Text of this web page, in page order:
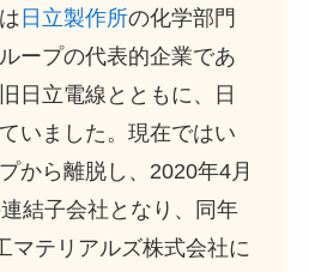
日立製作所の化学部門
ープの代表的企業であ
日立電線とともに、日
いました。現在ではい
から離脱し、2020年4月
結子会社となり、同年
マテリアルズ株式会社に